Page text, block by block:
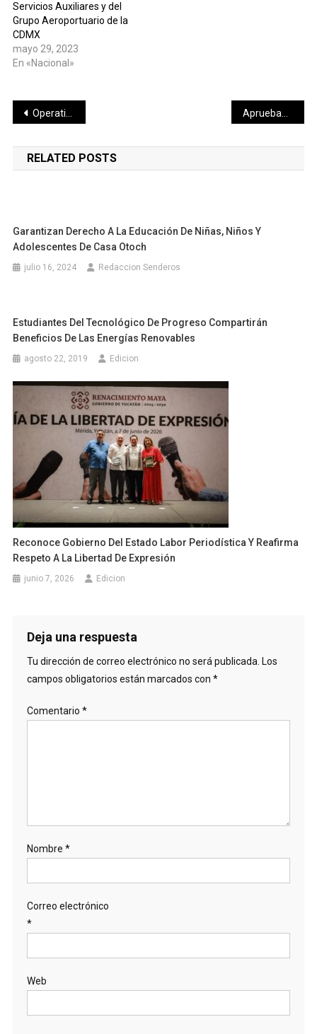
Servicios Auxiliares y del
Grupo Aeroportuario de la
CDMX
mayo 29, 2023
En «Nacional»
Navegación
de
entradas
Operativo de la Policía Municipal de Mérida para garantizar la seguridad de los antorchistas
RELATED POSTS
Garantizan Derecho A La Educación De Niñas, Niños Y
Adolescentes De Casa Otoch
julio 16, 2024 Redaccion Senderos
Estudiantes Del Tecnológico De Progreso Compartirán
Beneficios De Las Energías Renovables
agosto 22, 2019 Edicion
Reconoce Gobierno Del Estado Labor Periodística Y Reafirma
Respeto A La Libertad De Expresión
junio 7, 2026 Edicion
Deja una respuesta
Tu dirección de correo electrónico no será publicada. Los
campos obligatorios están marcados con *
Comentario *
Nombre *
Correo electrónico
*
Web